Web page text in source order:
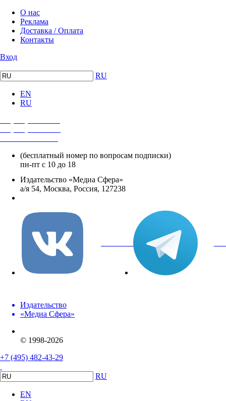
О нас
Реклама
Доставка / Оплата
Контакты
Вход
RU
EN
RU
(бесплатный номер по вопросам подписки)
пн-пт с 10 до 18
Издательство «Медиа Сфера»
а/я 54, Москва, Россия, 127238
вКонтакте
Издательство
«Медиа Сфера»
© 1998-2026
+7 (495) 482-43-29
RU
EN